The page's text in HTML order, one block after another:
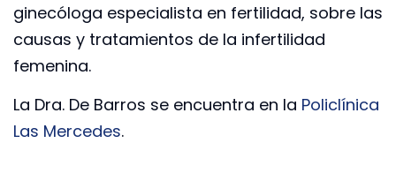
ginecóloga especialista en fertilidad, sobre las
causas y tratamientos de la infertilidad
femenina.
La Dra. De Barros se encuentra en la Policlínica
Las Mercedes.